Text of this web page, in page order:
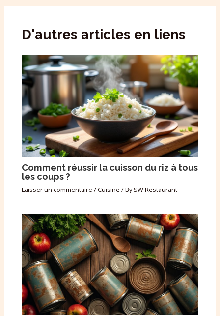
D'autres articles en liens
Comment réussir la cuisson du riz à tous
les coups ?
Laisser un commentaire /Cuisine / BySW Restaurant